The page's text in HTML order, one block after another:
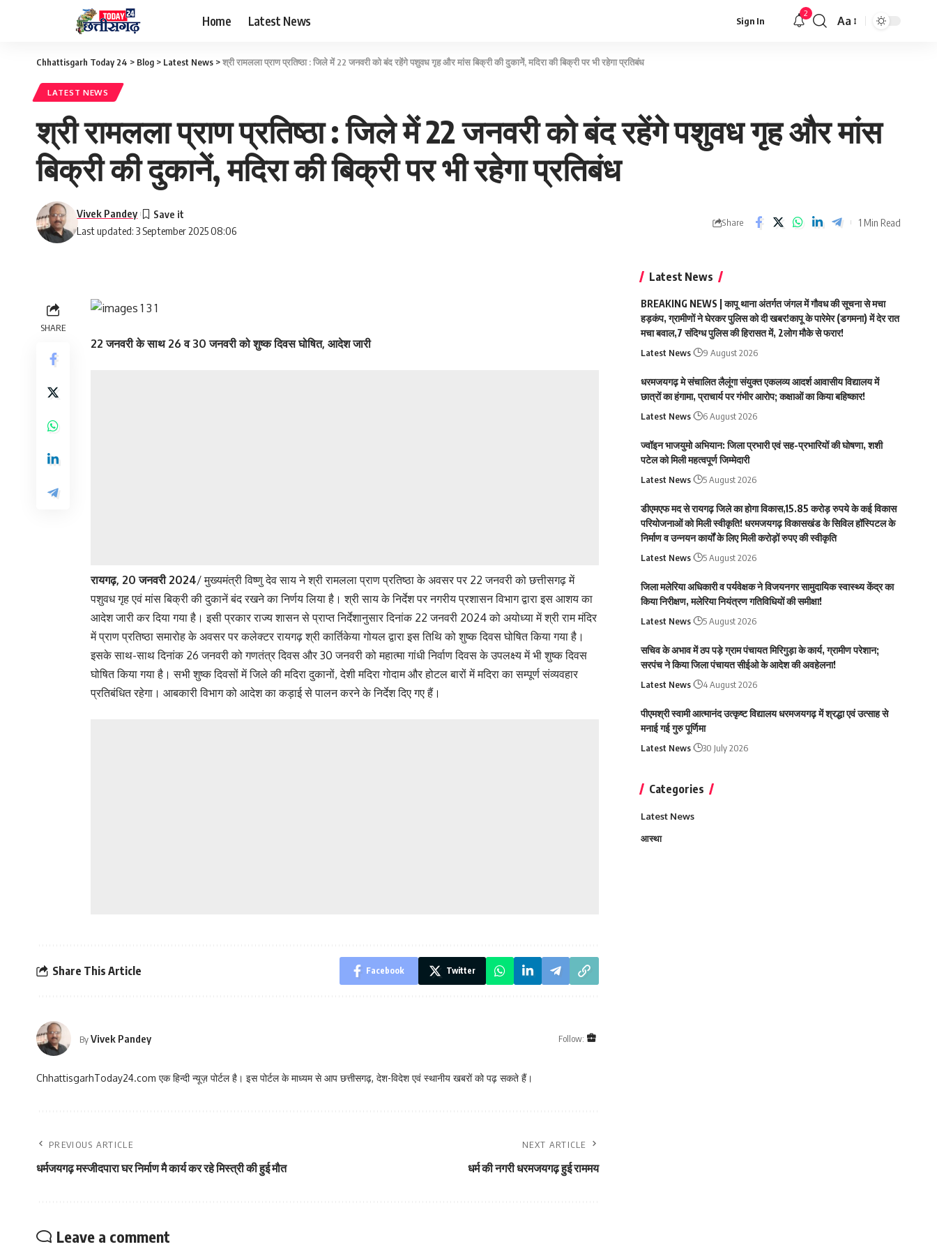
Home Latest News Sign In
2
Font
Aa
Chhattisgarh Today 24 > Blog > Latest News >श्री रामलला प्राण प्रतिष्ठा : जिले में 22 जनवरी को बंद रहेंगे पशुवध गृह और मांस बिक्री की दुकानेें, मदिरा की बिक्री पर भी रहेगा प्रतिबंध
LATEST NEWS
श्री रामलला प्राण प्रतिष्ठा : जिले में 22 जनवरी को बंद रहेंगे पशुवध गृह और मांस
बिक्री की दुकानेें, मदिरा की बिक्री पर भी रहेगा प्रतिबंध
Last updated: 3 September 2025 08:06
Vivek Pandey
Share 1 Min Read
SHARE
22 जनवरी के साथ 26 व 30 जनवरी को शुष्क दिवस घोषित, आदेश जारी
रायगढ़, 20 जनवरी 2024/ मुख्यमंत्री विष्णु देव साय ने श्री रामलला प्राण प्रतिष्ठा के अवसर पर 22 जनवरी को छत्तीसगढ़ में
पशुवध गृह एवं मांस बिक्री की दुकानें बंद रखने का निर्णय लिया है। श्री साय के निर्देश पर नगरीय प्रशासन विभाग द्वारा इस आशय का
आदेश जारी कर दिया गया है। इसी प्रकार राज्य शासन से प्राप्त निर्देशानुसार दिनांक 22 जनवरी 2024 को अयोध्या में श्री राम मंदिर
में प्राण प्रतिष्ठा समारोह के अवसर पर कलेक्टर रायगढ़ श्री कार्तिकेया गोयल द्वारा इस तिथि को शुष्क दिवस घोषित किया गया है।
इसके साथ-साथ दिनांक 26 जनवरी को गणतंत्र दिवस और 30 जनवरी को महात्मा गांधी निर्वाण दिवस के उपलक्ष्य में भी शुष्क दिवस
घोषित किया गया है। सभी शुष्क दिवसों में जिले की मदिरा दुकानों, देशी मदिरा गोदाम और होटल बारों में मदिरा का सम्पूर्ण संव्यवहार
प्रतिबंधित रहेगा। आबकारी विभाग को आदेश का कड़ाई से पालन करने के निर्देश दिए गए हैं।
Share This Article Facebook Twitter
ByVivek Pandey Follow:
ChhattisgarhToday24.com एक हिन्दी न्यूज़ पोर्टल है। इस पोर्टल के माध्यम से आप छत्तीसगढ़, देश-विदेश एवं स्थानीय खबरों को पढ़ सकते हैं।
PREVIOUS ARTICLE
धर्मजयगढ़ मस्जीदपारा घर निर्माण मै कार्य कर रहे मिस्त्री की हुई मौत
NEXT ARTICLE
धर्म की नगरी धरमजयगढ़ हुई राममय
Leave a comment
Latest News
BREAKING NEWS | कापू थाना अंतर्गत जंगल में गौवध की सूचना से मचा
हड़कंप, ग्रामीणों ने घेरकर पुलिस को दी खबर!कापू के पारेमेर (डगमना) में देर रात
मचा बवाल,7 संदिग्ध पुलिस की हिरासत में, 2लोग मौके से फरार!
Latest News 9 August 2026
धरमजयगढ़ मे संचालित लैलूंगा संयुक्त एकलव्य आदर्श आवासीय विद्यालय में
छात्रों का हंगामा, प्राचार्य पर गंभीर आरोप; कक्षाओं का किया बहिष्कार!
Latest News 6 August 2026
ज्वॉइन भाजयुमो अभियान: जिला प्रभारी एवं सह-प्रभारियों की घोषणा, शशी
पटेल को मिली महत्वपूर्ण जिम्मेदारी
Latest News 5 August 2026
डीएमएफ मद से रायगढ़ जिले का होगा विकास,15.85 करोड़ रुपये के कई विकास
परियोजनाओं को मिली स्वीकृति! धरमजयगढ़ विकासखंड के सिविल हॉस्पिटल के
निर्माण व उन्नयन कार्यों के लिए मिली करोड़ों रुपए की स्वीकृति
Latest News 5 August 2026
जिला मलेरिया अधिकारी व पर्यवेक्षक ने विजयनगर सामुदायिक स्वास्थ्य केंद्र का
किया निरीक्षण, मलेरिया नियंत्रण गतिविधियों की समीक्षा!
Latest News 5 August 2026
सचिव के अभाव में ठप पड़े ग्राम पंचायत मिरिगुड़ा के कार्य, ग्रामीण परेशान;
सरपंच ने किया जिला पंचायत सीईओ के आदेश की अवहेलना!
Latest News 4 August 2026
पीएमश्री स्वामी आत्मानंद उत्कृष्ट विद्यालय धरमजयगढ़ में श्रद्धा एवं उत्साह से
मनाई गई गुरु पूर्णिमा
Latest News 30 July 2026
Categories
Latest News
आस्था